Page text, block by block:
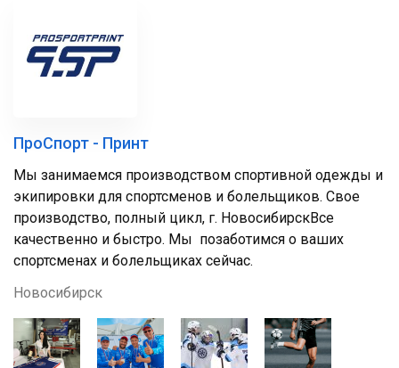
ПроСпорт - Принт
Мы занимаемся производством спортивной одежды и
экипировки для спортсменов и болельщиков. Свое
производство, полный цикл, г. НовосибирскВсе
качественно и быстро. Мы позаботимся о ваших
спортсменах и болельщиках сейчас.
Новосибирск